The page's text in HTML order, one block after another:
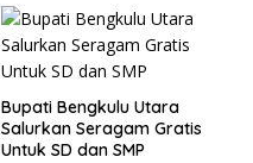
Bupati Bengkulu Utara
Salurkan Seragam Gratis
Untuk SD dan SMP